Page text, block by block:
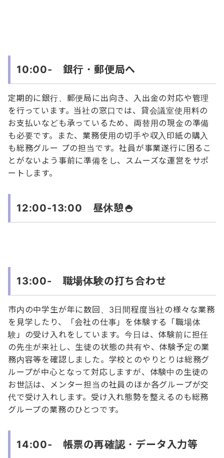
10:00- 銀行・郵便局へ
定期的に銀行、郵便局に出向き、入出金の対応や管理
を行っています。当社の窓口では、貸会議室使用料の
お支払いなども承っているため、両替用の現金の準備
も必要です。また、業務使用の切手や収入印紙の購入
も総務グルー プの担当です。社員が事業遂行に困るこ
とがないよう事前に準備をし、スムーズな運営をサポ
ートします。
12:00-13:00 昼休憩🍚
13:00- 職場体験の打ち合わせ
市内の中学生が年に数回、3日間程度当社の様々な業務
を見学したり、「会社の仕事」を体験する「職場体
験」の受け入れをしています。今日は、体験前に担任
の先生が来社し、生徒の状態の共有や、体験予定の業
務内容等を確認しました。学校とのやりとりは総務グ
ループが中心となって対応しますが、体験中の生徒の
お世話は、メンター担当の社員のほか各グループが交
代で受け入れします。受け入れ態勢を整えるのも総務
グループの業務のひとつです。
14:00- 帳票の再確認・データ入力等